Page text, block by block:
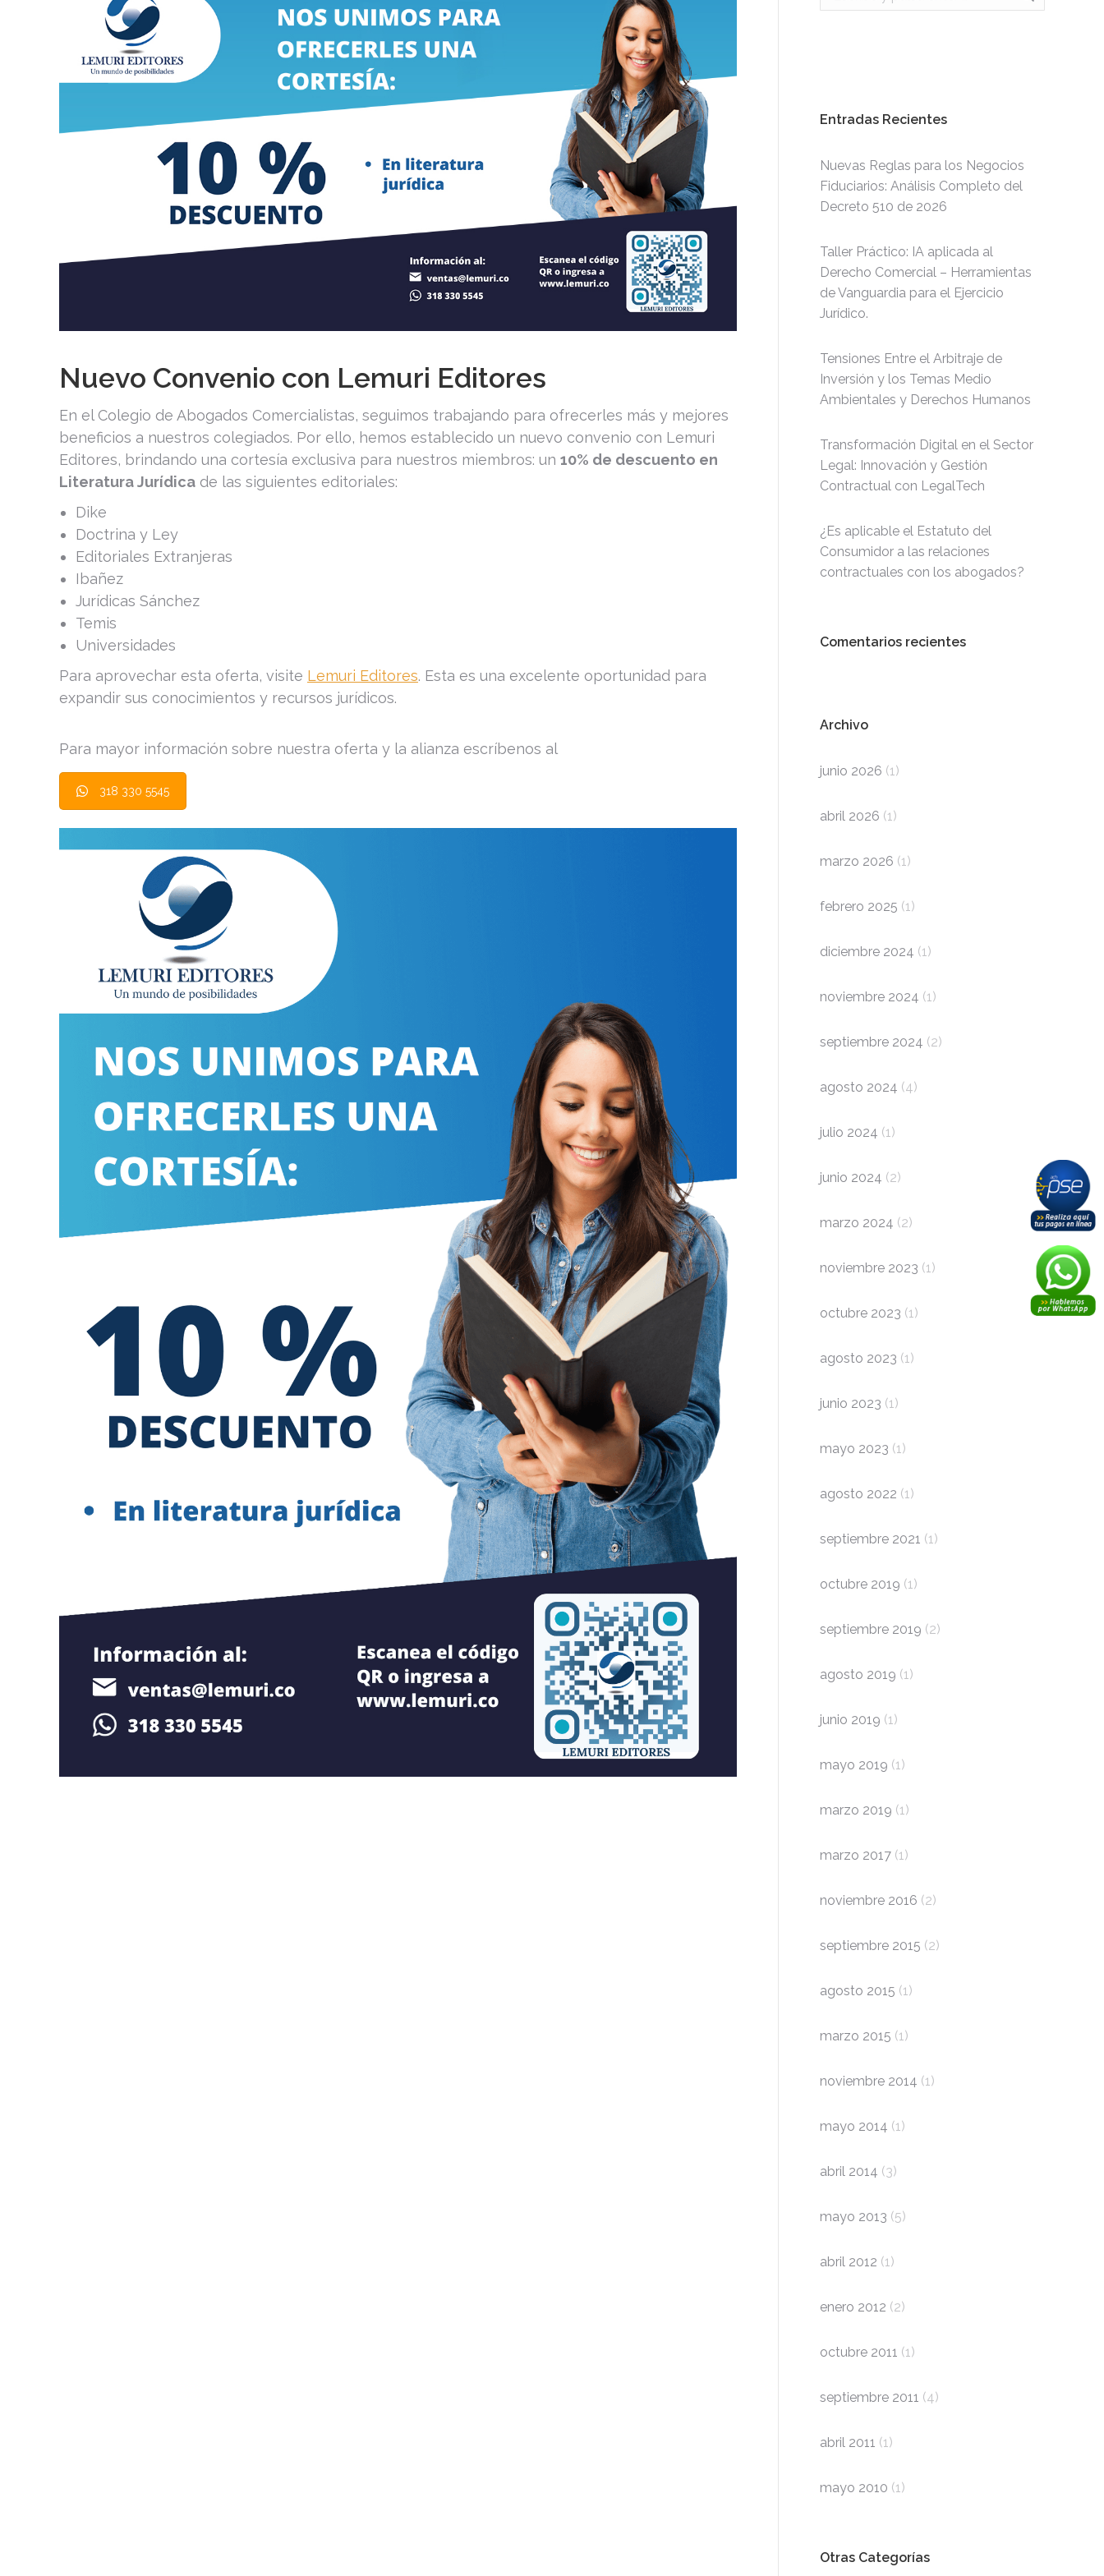
Nuevo Convenio con Lemuri Editores
En el Colegio de Abogados Comercialistas, seguimos trabajando para ofrecerles más y mejores
beneficios a nuestros colegiados. Por ello, hemos establecido un nuevo convenio con Lemuri
Editores, brindando una cortesía exclusiva para nuestros miembros: un 10% de descuento en
Literatura Jurídica de las siguientes editoriales:
Dike
Doctrina y Ley
Editoriales Extranjeras
Ibañez
Jurídicas Sánchez
Temis
Universidades
Para aprovechar esta oferta, visite Lemuri Editores. Esta es una excelente oportunidad para
expandir sus conocimientos y recursos jurídicos.
Para mayor información sobre nuestra oferta y la alianza escríbenos al
318 330 5545
Entradas Recientes
Nuevas Reglas para los Negocios
Fiduciarios: Análisis Completo del
Decreto 510 de 2026
Taller Práctico: IA aplicada al
Derecho Comercial – Herramientas
de Vanguardia para el Ejercicio
Jurídico.
Tensiones Entre el Arbitraje de
Inversión y los Temas Medio
Ambientales y Derechos Humanos
Transformación Digital en el Sector
Legal: Innovación y Gestión
Contractual con LegalTech
¿Es aplicable el Estatuto del
Consumidor a las relaciones
contractuales con los abogados?
Comentarios recientes
Archivo
junio 2026 (1)
abril 2026 (1)
marzo 2026 (1)
febrero 2025 (1)
diciembre 2024 (1)
noviembre 2024 (1)
septiembre 2024 (2)
agosto 2024 (4)
julio 2024 (1)
junio 2024 (2)
marzo 2024 (2)
noviembre 2023 (1)
octubre 2023 (1)
agosto 2023 (1)
junio 2023 (1)
mayo 2023 (1)
agosto 2022 (1)
septiembre 2021 (1)
octubre 2019 (1)
septiembre 2019 (2)
agosto 2019 (1)
junio 2019 (1)
mayo 2019 (1)
marzo 2019 (1)
marzo 2017 (1)
noviembre 2016 (2)
septiembre 2015 (2)
agosto 2015 (1)
marzo 2015 (1)
noviembre 2014 (1)
mayo 2014 (1)
abril 2014 (3)
mayo 2013 (5)
abril 2012 (1)
enero 2012 (2)
octubre 2011 (1)
septiembre 2011 (4)
abril 2011 (1)
mayo 2010 (1)
Otras Categorías